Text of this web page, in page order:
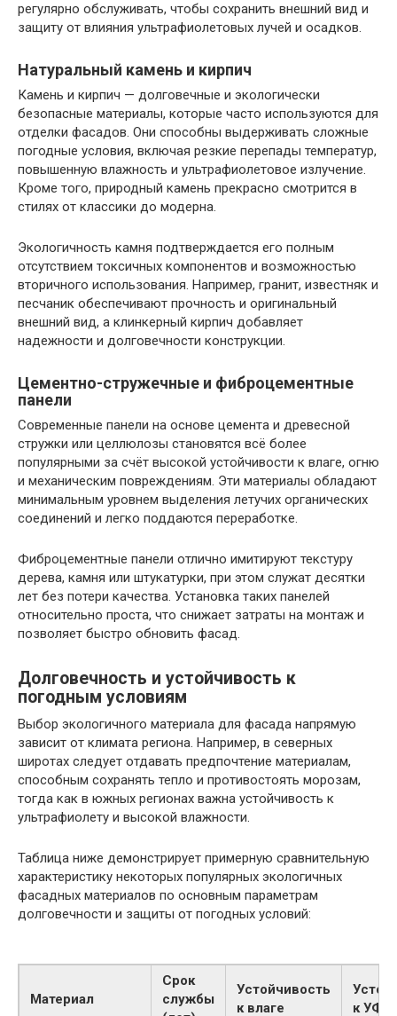
регулярно обслуживать, чтобы сохранить внешний вид и
защиту от влияния ультрафиолетовых лучей и осадков.
Натуральный камень и кирпич
Камень и кирпич — долговечные и экологически
безопасные материалы, которые часто используются для
отделки фасадов. Они способны выдерживать сложные
погодные условия, включая резкие перепады температур,
повышенную влажность и ультрафиолетовое излучение.
Кроме того, природный камень прекрасно смотрится в
стилях от классики до модерна.
Экологичность камня подтверждается его полным
отсутствием токсичных компонентов и возможностью
вторичного использования. Например, гранит, известняк и
песчаник обеспечивают прочность и оригинальный
внешний вид, а клинкерный кирпич добавляет
надежности и долговечности конструкции.
Цементно-стружечные и фиброцементные
панели
Современные панели на основе цемента и древесной
стружки или целлюлозы становятся всё более
популярными за счёт высокой устойчивости к влаге, огню
и механическим повреждениям. Эти материалы обладают
минимальным уровнем выделения летучих органических
соединений и легко поддаются переработке.
Фиброцементные панели отлично имитируют текстуру
дерева, камня или штукатурки, при этом служат десятки
лет без потери качества. Установка таких панелей
относительно проста, что снижает затраты на монтаж и
позволяет быстро обновить фасад.
Долговечность и устойчивость к
погодным условиям
Выбор экологичного материала для фасада напрямую
зависит от климата региона. Например, в северных
широтах следует отдавать предпочтение материалам,
способным сохранять тепло и противостоять морозам,
тогда как в южных регионах важна устойчивость к
ультрафиолету и высокой влажности.
Таблица ниже демонстрирует примерную сравнительную
характеристику некоторых популярных экологичных
фасадных материалов по основным параметрам
долговечности и защиты от погодных условий:
Материал
Срок
службы
Устойчивость
к влаге
к УФ